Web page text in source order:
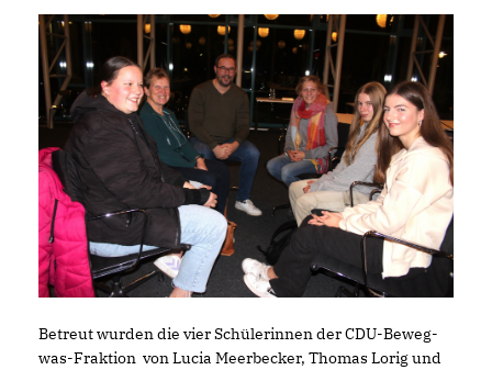
Betreut wurden die vier Schülerinnen der CDU-Beweg-
was-Fraktion von Lucia Meerbecker, Thomas Lorig und